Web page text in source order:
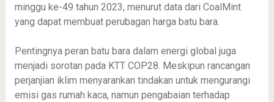
minggu ke-49 tahun 2023, menurut data dari CoalMint
yang dapat membuat perubagan harga batu bara.
Pentingnya peran batu bara dalam energi global juga
menjadi sorotan pada KTT COP28. Meskipun rancangan
perjanjian iklim menyarankan tindakan untuk mengurangi
emisi gas rumah kaca, namun pengabaian terhadap